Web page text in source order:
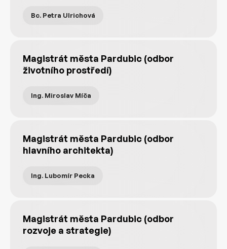
Bc. Petra Ulrichová
Magistrát města Pardubic (odbor
životního prostředí)
Ing. Miroslav Míča
Magistrát města Pardubic (odbor
hlavního architekta)
Ing. Lubomír Pecka
Magistrát města Pardubic (odbor
rozvoje a strategie)